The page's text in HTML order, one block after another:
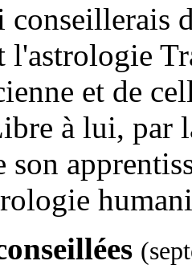
l'astrologie
et de
à lui, par
son